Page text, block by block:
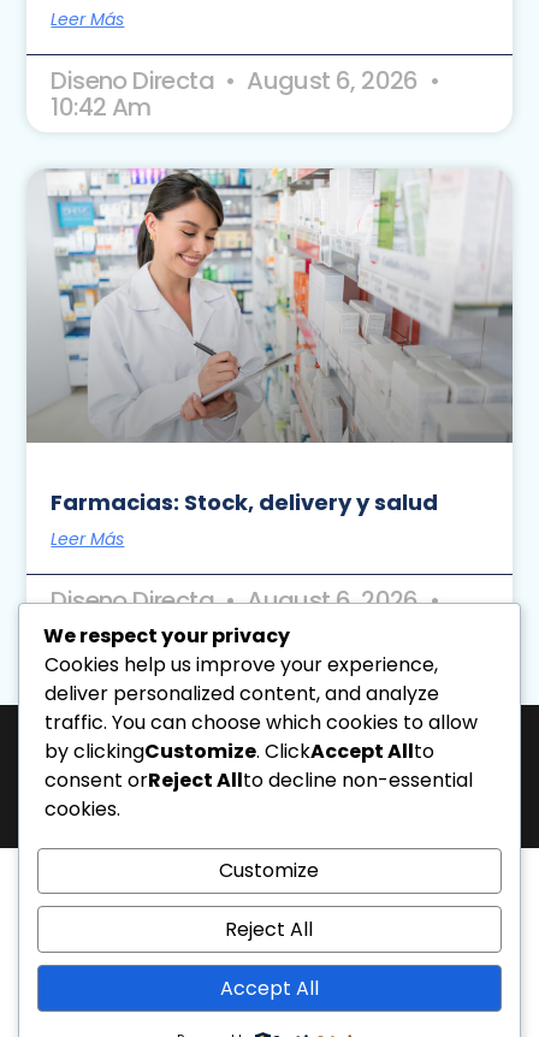
Leer Más
Diseno Directa August 6, 2026
10:42 Am
Farmacias: Stock, delivery y salud
Leer Más
Diseno Directa August 6, 2026
10:12 Am
« Previo
Siguiente »
J-31463317-1 | Corporación de Mercadeo Emotivo, C.A.
La Salle Avenue, “Phelps” Building, 4th Floor, Office PL, “Los Caobos”
Development, Caracas, Venezuela. - Phone: 0212.6103399.
We respect your privacy
Cookies help us improve your experience,
deliver personalized content, and analyze
traffic. You can choose which cookies to allow
by clickingCustomize. ClickAccept Allto
consent orReject Allto decline non-essential
cookies.
Customize
Reject All
Accept All